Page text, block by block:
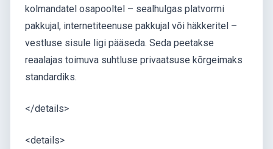
kolmandatel osapooltel – sealhulgas platvormi
pakkujal, internetiteenuse pakkujal või häkkeritel –
vestluse sisule ligi pääseda. Seda peetakse
reaalajas toimuva suhtluse privaatsuse kõrgeimaks
standardiks.
</details>
<details>